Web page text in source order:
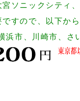
ソニックシティ
すので、以下から
市、川崎市、さ